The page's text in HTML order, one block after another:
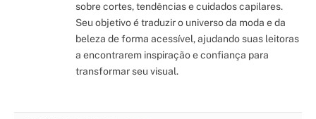
sobre cortes, tendências e cuidados capilares.
Seu objetivo é traduzir o universo da moda e da
beleza de forma acessível, ajudando suas leitoras
a encontrarem inspiração e confiança para
transformar seu visual.